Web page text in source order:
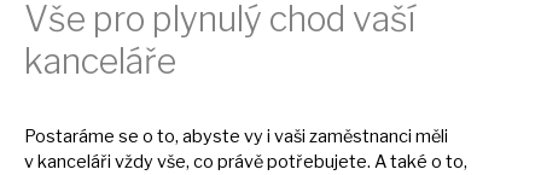
Vše pro plynulý chod vaší
kanceláře
Postaráme se o to, abyste vyi vaši zaměstnanci měli
vkanceláři vždy vše, co právě potřebujete. Ataké o to,